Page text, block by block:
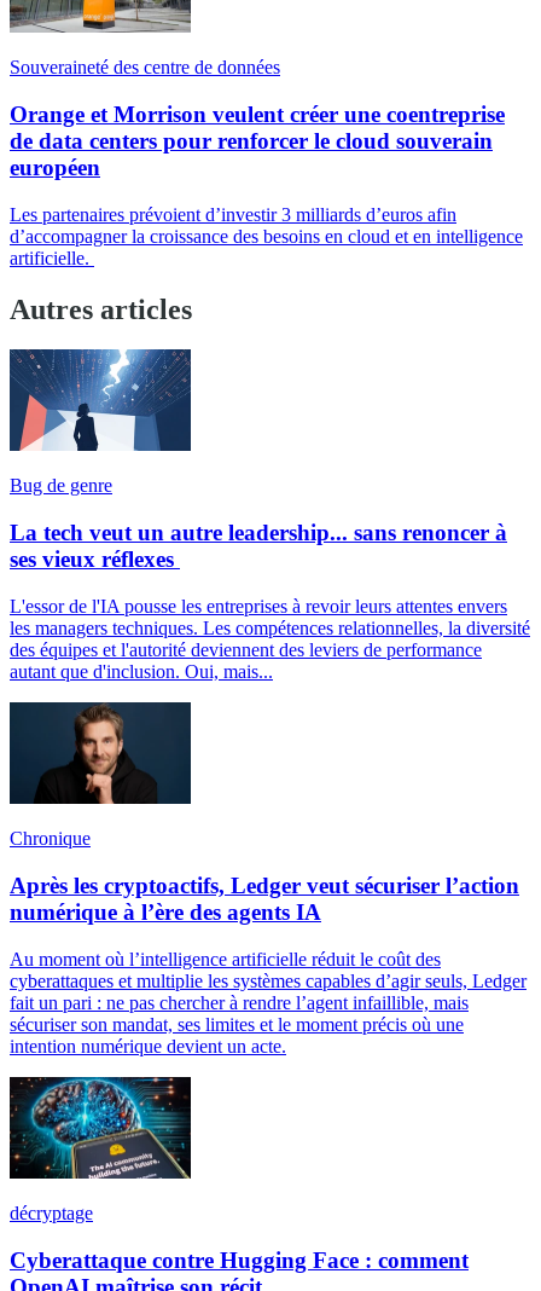
Souveraineté des centre de données
Orange et Morrison veulent créer une coentreprise
de data centers pour renforcer le cloud souverain
européen
Les partenaires prévoient d’investir 3 milliards d’euros afin
d’accompagner la croissance des besoins en cloud et en intelligence
artificielle.
Autres articles
Bug de genre
La tech veut un autre leadership... sans renoncer à
ses vieux réflexes
L'essor de l'IA pousse les entreprises à revoir leurs attentes envers
les managers techniques. Les compétences relationnelles, la diversité
des équipes et l'autorité deviennent des leviers de performance
autant que d'inclusion. Oui, mais...
Chronique
Après les cryptoactifs, Ledger veut sécuriser l’action
numérique à l’ère des agents IA
Au moment où l’intelligence artificielle réduit le coût des
cyberattaques et multiplie les systèmes capables d’agir seuls, Ledger
fait un pari : ne pas chercher à rendre l’agent infaillible, mais
sécuriser son mandat, ses limites et le moment précis où une
intention numérique devient un acte.
décryptage
Cyberattaque contre Hugging Face : comment